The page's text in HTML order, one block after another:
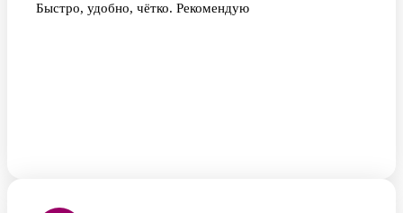
Быстро, удобно, чётко. Рекомендую